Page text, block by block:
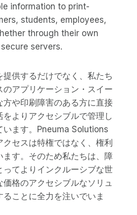
information to print-
students, employees,
through their own
servers.
供するだけでなく、私たち
のアプリケーション・スイー
方や印刷障害のある方に直接
よりアクセシブルで管理し
います。Pneuma Solutions
セスは特権ではなく、権利
ます。そのため私たちは、障
ってよりインクルーシブな世
格のアクセシブルなソリュ
ことに全力を注いでいま